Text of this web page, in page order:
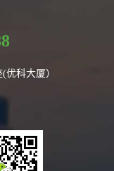
科大厦）